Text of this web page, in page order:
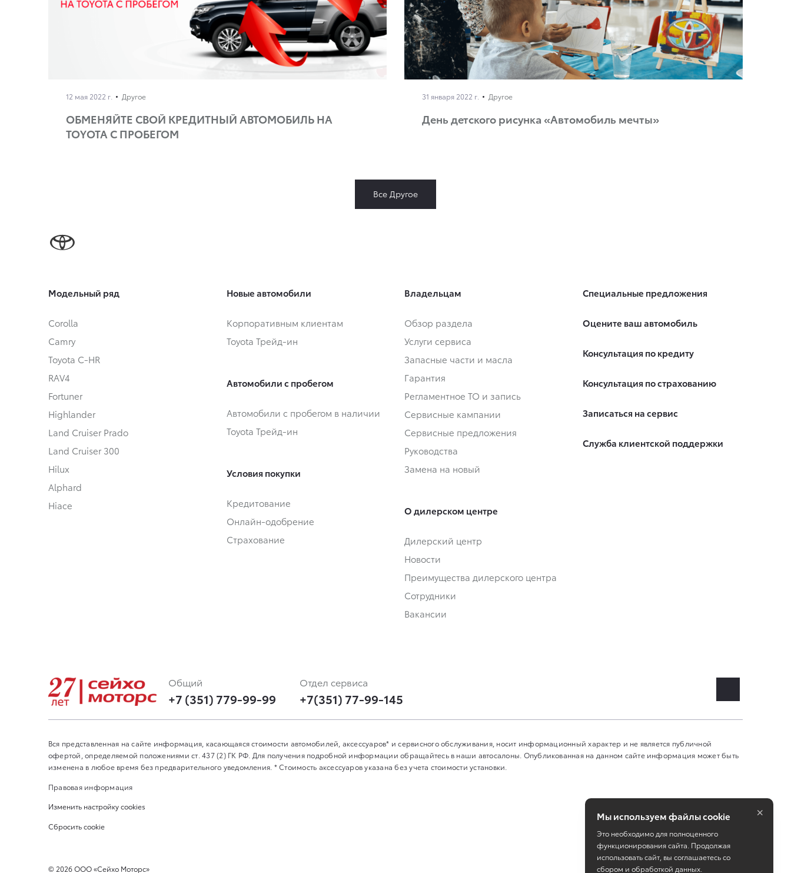
12 мая 2022 г. Другое
ОБМЕНЯЙТЕ СВОЙ КРЕДИТНЫЙ АВТОМОБИЛЬ НА
TOYOTA С ПРОБЕГОМ
31 января 2022 г. Другое
День детского рисунка «Автомобиль мечты»
Все Другое
Модельный ряд
Corolla
Camry
Toyota C-HR
RAV4
Fortuner
Highlander
Land Cruiser Prado
Land Cruiser 300
Hilux
Alphard
Hiace
Новые автомобили
Корпоративным клиентам
Toyota Трейд-ин
Автомобили с пробегом
Автомобили с пробегом в наличии
Toyota Трейд-ин
Условия покупки
Кредитование
Онлайн-одобрение
Страхование
Владельцам
Обзор раздела
Услуги сервиса
Запасные части и масла
Гарантия
Регламентное ТО и запись
Сервисные кампании
Сервисные предложения
Руководства
Замена на новый
О дилерском центре
Дилерский центр
Новости
Преимущества дилерского центра
Сотрудники
Вакансии
Специальные предложения
Оцените ваш автомобиль
Консультация по кредиту
Консультация по страхованию
Записаться на сервис
Служба клиентской поддержки
Общий
+7 (351) 779-99-99
Отдел сервиса
+7(351) 77-99-145
Вся представленная на сайте информация, касающаяся стоимости автомобилей, аксессуаров* и сервисного обслуживания, носит информационный характер и не является публичной
офертой, определяемой положениями ст. 437 (2) ГК РФ. Для получения подробной информации обращайтесь в наши автосалоны. Опубликованная на данном сайте информация может быть
изменена в любое время без предварительного уведомления. * Стоимость аксессуаров указана без учета стоимости установки.
Правовая информация
Изменить настройку cookies
Сбросить cookie
© 2026ООО «Сейхо Моторс» Работает на технологиях
Мы используем файлы cookie
Это необходимо для полноценного
функционирования сайта. Продолжая
использовать сайт, вы соглашаетесь со
сбором и обработкой данных.
×